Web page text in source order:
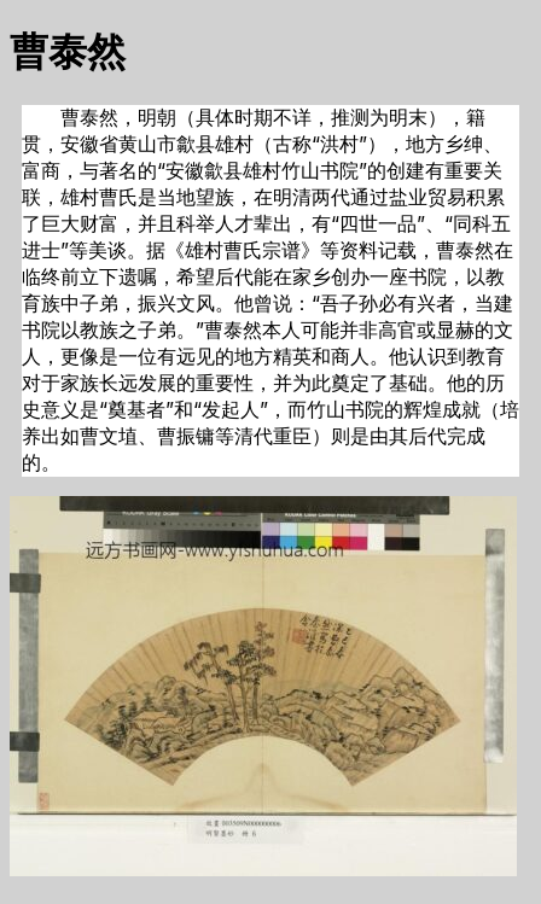
曹泰然
曹泰然，明朝（具体时期不详，推测为明末），籍
贯，安徽省黄山市歙县雄村（古称“洪村”），地方乡绅、
富商，与著名的“安徽歙县雄村竹山书院”的创建有重要关
联，雄村曹氏是当地望族，在明清两代通过盐业贸易积累
了巨大财富，并且科举人才辈出，有“四世一品”、“同科五
进士”等美谈。据《雄村曹氏宗谱》等资料记载，曹泰然在
临终前立下遗嘱，希望后代能在家乡创办一座书院，以教
育族中子弟，振兴文风。他曾说：“吾子孙必有兴者，当建
书院以教族之子弟。”曹泰然本人可能并非高官或显赫的文
人，更像是一位有远见的地方精英和商人。他认识到教育
对于家族长远发展的重要性，并为此奠定了基础。他的历
史意义是“奠基者”和“发起人”，而竹山书院的辉煌成就（培
养出如曹文埴、曹振镛等清代重臣）则是由其后代完成
的。